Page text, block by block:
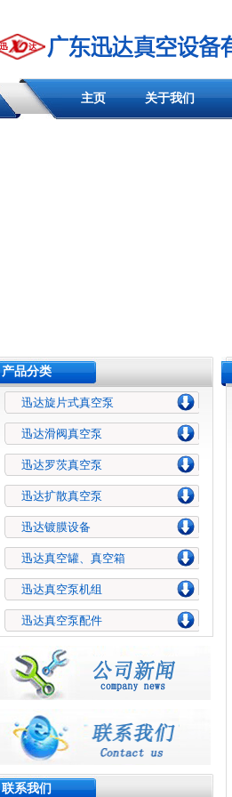
主页 关于我们
产品分类
迅达旋片式真空泵
迅达滑阀真空泵
迅达罗茨真空泵
迅达扩散真空泵
迅达镀膜设备
迅达真空罐、真空箱
迅达真空泵机组
迅达真空泵配件
联系我们